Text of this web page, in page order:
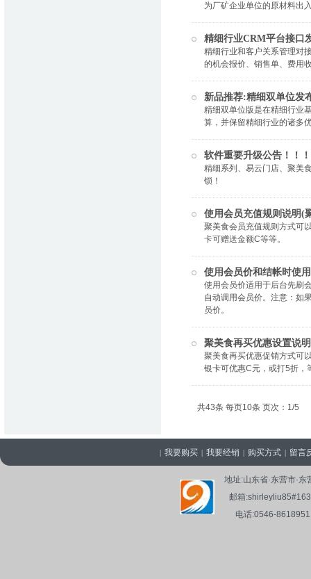
为厂矿企业单位的原材料出
精细行业CRM平台接口
精细行业和客户关系管理对
的机会报价、销售单、费用
新品推荐:精细双单位发
精细双单位版是在精细行业
算，并保留精细行业的诸多
软件重要升级公告！！！
精细系列、易云门店、聚美
锁！
使用会员充值规则说明(
聚美食会员充值规则方式可
卡可赠送金额C等等。
使用会员价和结帐时使
使用会员价适用于后台先刷
自动调用会员价。注意：如
员价。
聚美食再买优惠设置说明
聚美食再买优惠促销方式可
银卡可优惠C元，或打5折，
共43条 每页10条 页次：1/5
| 我要购买 | 我要经销 | 购买方式 | 留言
地址:山东省·东营市
邮箱
电话:0546-